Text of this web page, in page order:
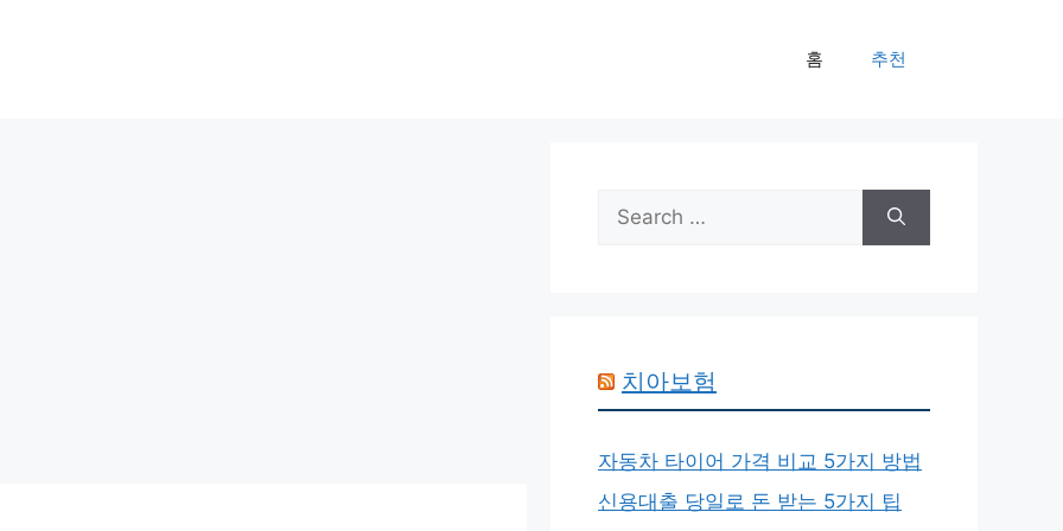
홈 추천
Search
for:
치아보험
자동차 타이어 가격 비교 5가지 방법
신용대출 당일로 돈 받는 5가지 팁